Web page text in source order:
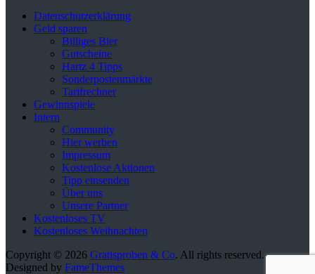
Datenschutzerklärung
Geld sparen
Billiges Bier
Gutscheine
Hartz 4 Tipps
Sonderpostenmärkte
Tarifrechner
Gewinnspiele
Intern
Community
Hier werben
Impressum
Kostenlose Aktionen
Tipp einsenden
Über uns
Unsere Partner
Kostenloses TV
Kostenloses Weihnachten
Copyright © 2026 Gratisproben & Co. All rights reserved.
Designed by FameThemes